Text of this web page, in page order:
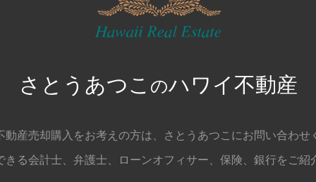
さとうあつこ のハワイ不動産
産売却購入をお考えの方は、 さとうあつこにお問い合わせ
る会計士、弁護士、
ローンオフィサー、保険、銀行をご紹